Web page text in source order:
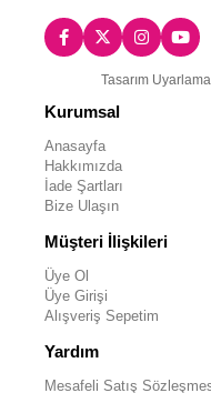
Tasarım
Kurumsal
Anasayfa
Hakkımızda
İade Şartları
Bize Ulaşın
Müşteri İlişkileri
Üye Ol
Üye Girişi
Alışveriş Sepetim
Yardım
Mesafeli Satış